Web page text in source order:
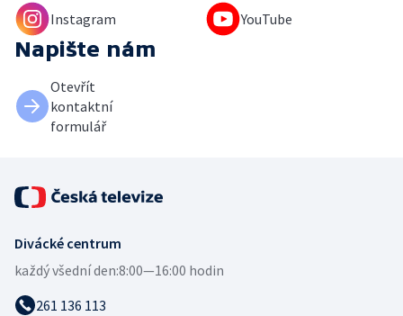
Instagram YouTube
Napište nám
Otevřít
kontaktní
formulář
Divácké centrum
každý všední den:8:00—16:00 hodin
261 136 113